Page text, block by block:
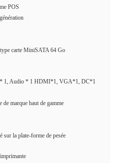
POS
carte MiniSATA 64 Go
1, Audio * 1 HDMI*1, VGA*1, DC*1
de marque haut de gamme
sur la plate-forme de pesée